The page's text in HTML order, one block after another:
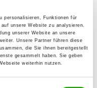
personalisieren, Funktionen für
unsere Website zu analysieren.
unserer Website an unsere
Unsere Partner führen diese
die Sie ihnen bereitgestellt
gesammelt haben. Sie geben
weiterhin nutzen.